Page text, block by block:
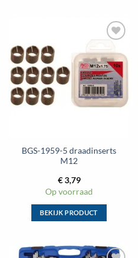
variaties.
Deze
optie
kan
gekozen
productpagina
Toevoegen
aan
wenslijst
BGS-1959-5 draadinserts
M12
€3,79
Op voorraad
BEKIJK PRODUCT
heeft